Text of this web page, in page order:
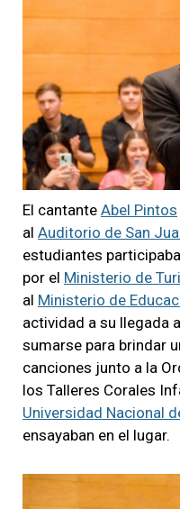
El cantante Abel Pintos
al Auditorio de San
estudiantes
por el Ministerio de
al Ministerio de
actividad a su llegada
sumarse para brindar
canciones junto a la
los Talleres Corales
Universidad Nacional
ensayaban en el lugar.